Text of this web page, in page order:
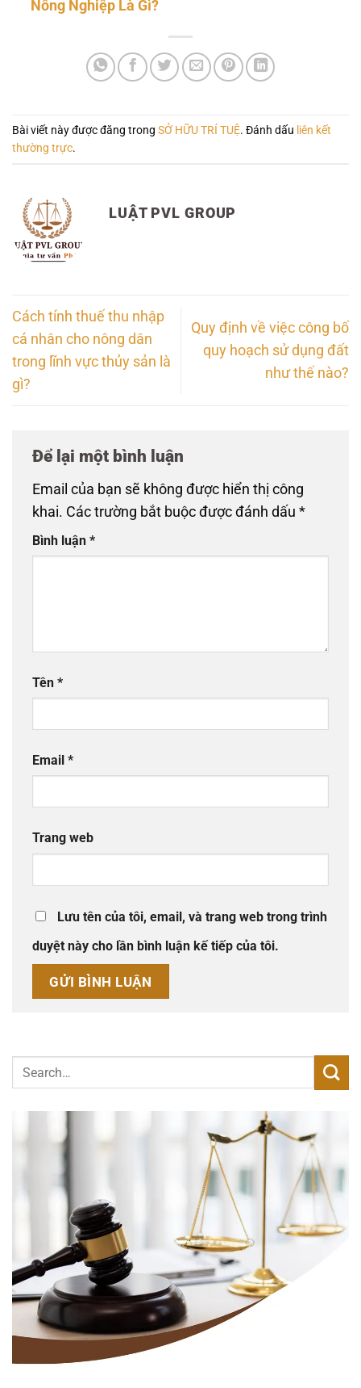
Nông Nghiệp Là Gì?
Bài viết này được đăng trong SỞ HỮU TRÍ TUỆ. Đánh dấu liên kết
thường trực.
LUẬT PVL GROUP
Cách tính thuế thu nhập
cá nhân cho nông dân
trong lĩnh vực thủy sản là
gì?
Quy định về việc công bố
quy hoạch sử dụng đất
như thế nào?
Để lại một bình luận
Email của bạn sẽ không được hiển thị công
khai. Các trường bắt buộc được đánh dấu *
Bình luận *
Tên *
Email *
Trang web
Lưu tên của tôi, email, và trang web trong trình
duyệt này cho lần bình luận kế tiếp của tôi.